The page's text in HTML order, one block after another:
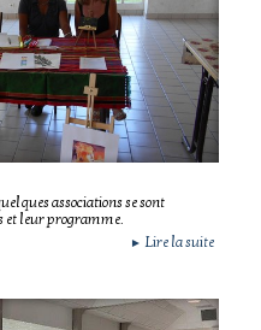
associations se sont
et leur programme.
► Lire la suite